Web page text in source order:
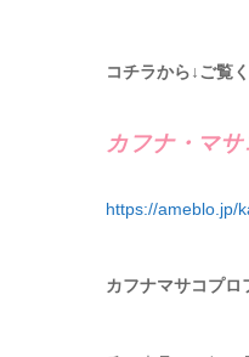
コチラから↓ご覧
カフナ・マ
https://ameblo.jp/
カフナマサコプロ